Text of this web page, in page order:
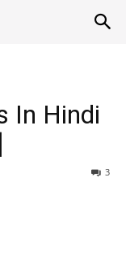
In Hindi
3